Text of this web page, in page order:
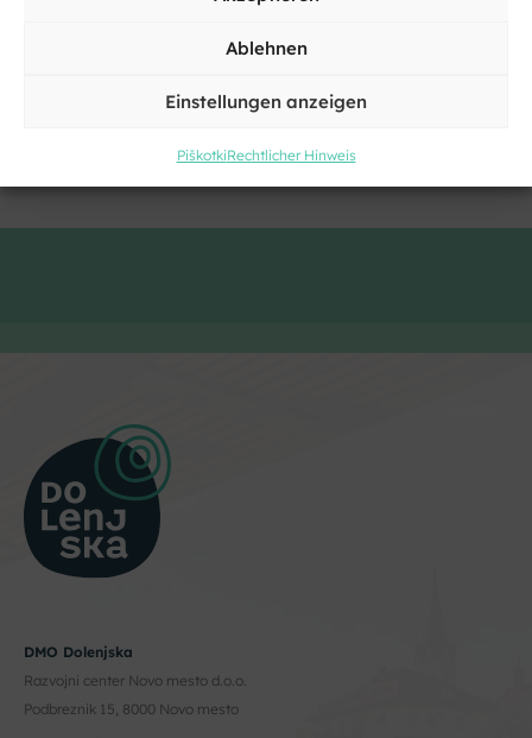
Ablehnen
Einstellungen anzeigen
PiškotkiRechtlicher Hinweis
DMO Dolenjska
Razvojni center Novo mesto d.o.o.
Podbreznik 15, 8000 Novo mesto